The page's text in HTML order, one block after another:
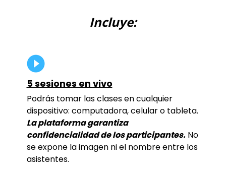
Incluye:
5 sesiones en vivo
Podrás tomar las clases en cualquier
dispositivo: computadora, celular o tableta.
La plataforma garantiza
confidencialidad de los participantes.No
se expone la imagen ni el nombre entre los
asistentes.